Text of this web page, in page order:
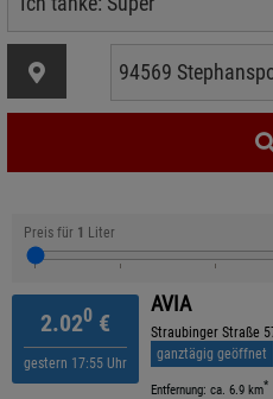
Preis für 1 Liter
2.020 €
gestern 17:55 Uhr
AVIA
Straubinger Straße
ganztägig geöffnet
Entfernung: ca. 6.9 km*